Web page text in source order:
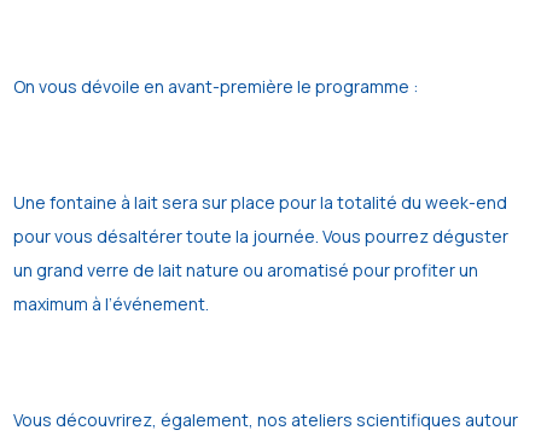
On vous dévoile en avant-première le programme :
Une fontaine à lait sera sur place pour la totalité du week-end
pour vous désaltérer toute la journée. Vous pourrez déguster
un grand verre de lait nature ou aromatisé pour profiter un
maximum à l’événement.
Vous découvrirez, également, nos ateliers scientifiques autour